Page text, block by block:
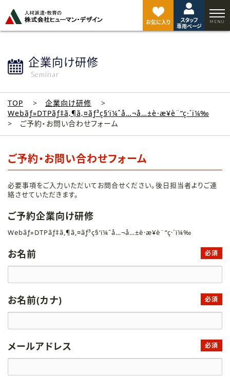
お気に入り
スタッフ
専用ページ
企業向け研修
Seminar
TOP
企業向け研修
Webãƒ»DTPãƒ‡ã‚¶ã‚¤ãƒ³ç§‘ï¼ˆå…¬å…±è·æ¥­è¨“ç·´ï¼‰
ご予約・お問い合わせフォーム
ご予約・お問い合わせフォーム
必要事項をご入力いただいてお問合せください。後日担当者よりご連
絡させていただきます。
ご予約企業向け研修
Webãƒ»DTPãƒ‡ã‚¶ã‚¤ãƒ³ç§‘ï¼ˆå…¬å…±è·æ¥­è¨“ç·´ï¼‰
お名前 必須
お名前(カナ) 必須
メールアドレス 必須
ジ
ト